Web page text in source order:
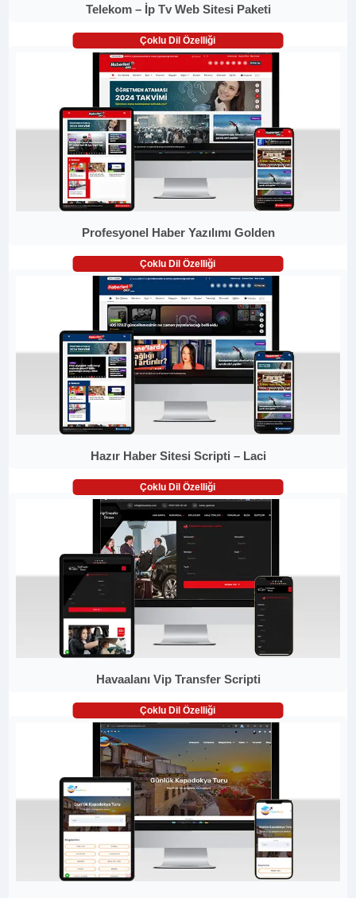
Telekom – İp Tv Web Sitesi Paketi
Çoklu Dil Özelliği
Profesyonel Haber Yazılımı Golden
Çoklu Dil Özelliği
Hazır Haber Sitesi Scripti – Laci
Çoklu Dil Özelliği
Havaalanı Vip Transfer Scripti
Çoklu Dil Özelliği